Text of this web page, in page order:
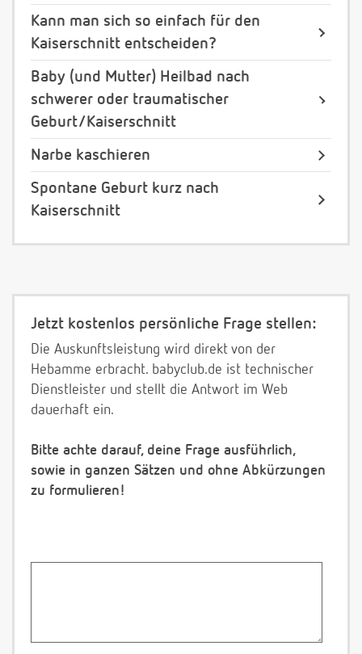
Kann man sich so einfach für den
Kaiserschnitt entscheiden?
Baby (und Mutter) Heilbad nach
schwerer oder traumatischer
Geburt/Kaiserschnitt
Narbe kaschieren
Spontane Geburt kurz nach
Kaiserschnitt
Jetzt kostenlos persönliche Frage stellen:
Die Auskunftsleistung wird direkt von der
Hebamme erbracht. babyclub.de ist technischer
Dienstleister und stellt die Antwort im Web
dauerhaft ein.
Bitte achte darauf, deine Frage ausführlich,
sowie in ganzen Sätzen und ohne Abkürzungen
zu formulieren!